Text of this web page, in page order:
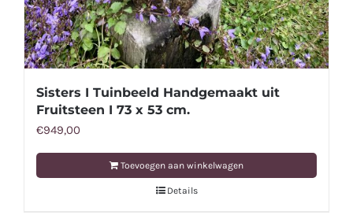
Sisters I Tuinbeeld Handgemaakt uit
Fruitsteen I 73 x 53 cm.
€949,00
Toevoegen aan winkelwagen
Details